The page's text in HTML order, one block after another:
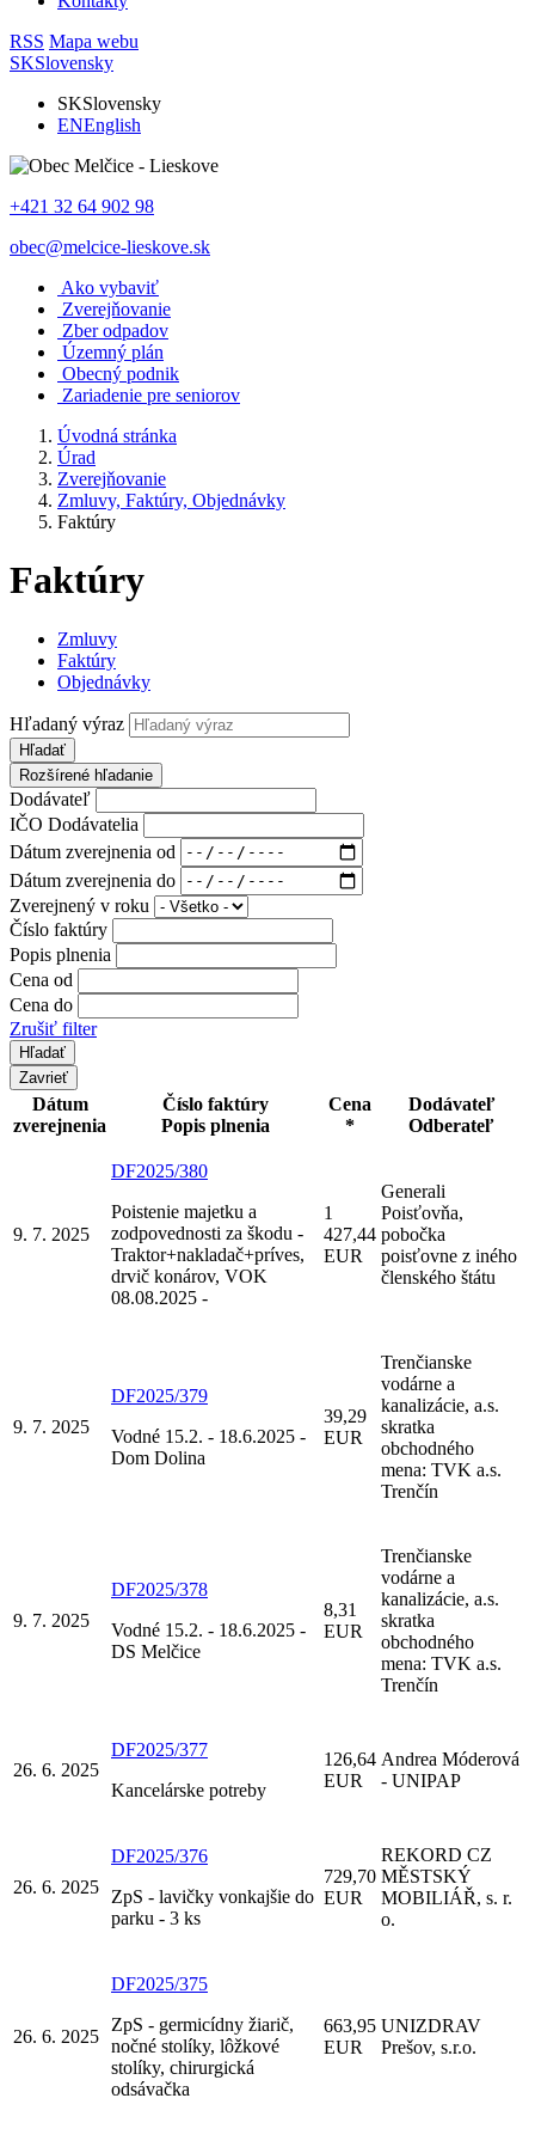
RSS Mapa webu
SKSlovensky
SKSlovensky
ENEnglish
+421 32 64 902 98
obec@melcice-lieskove.sk
Ako vybaviť
Zverejňovanie
Zber odpadov
Územný plán
Obecný podnik
Zariadenie pre seniorov
Úvodná stránka
Úrad
Zverejňovanie
Zmluvy, Faktúry, Objednávky
Faktúry
Faktúry
Zmluvy
Faktúry
Objednávky
Hľadaný výraz
Hľadať
Rozšírené hľadanie
Dodávateľ
IČO Dodávatelia
Dátum zverejnenia od
Dátum zverejnenia do
Zverejnený v roku
Číslo faktúry
Popis plnenia
Cena od
Cena do
Zrušiť filter
Zavrieť
Dátum
zverejnenia
Číslo faktúry
Popis plnenia
Cena
*
Dodávateľ
Odberateľ
9. 7. 2025
DF2025/380
Poistenie majetku a
zodpovednosti za škodu -
Traktor+nakladač+príves,
drvič konárov, VOK
08.08.2025 -
1
427,44
EUR
Generali
Poisťovňa,
pobočka
poisťovne z iného
členského štátu
9. 7. 2025
DF2025/379
Vodné 15.2. - 18.6.2025 -
Dom Dolina
39,29
EUR
Trenčianske
vodárne a
kanalizácie, a.s.
skratka
obchodného
mena: TVK a.s.
Trenčín
9. 7. 2025
DF2025/378
Vodné 15.2. - 18.6.2025 -
DS Melčice
8,31
EUR
Trenčianske
vodárne a
kanalizácie, a.s.
skratka
obchodného
mena: TVK a.s.
Trenčín
26. 6. 2025
DF2025/377
Kancelárske potreby
126,64
EUR
Andrea Móderová
- UNIPAP
26. 6. 2025
DF2025/376
ZpS - lavičky vonkajšie do
parku - 3 ks
729,70
EUR
REKORD CZ
MĚSTSKÝ
MOBILIÁŘ, s. r.
o.
26. 6. 2025
DF2025/375
ZpS - germicídny žiarič,
nočné stolíky, lôžkové
stolíky, chirurgická
odsávačka
663,95
EUR
UNIZDRAV
Prešov, s.r.o.